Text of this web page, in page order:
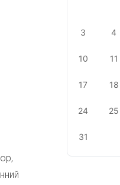
3 4
10 11
17 18
24 25
31